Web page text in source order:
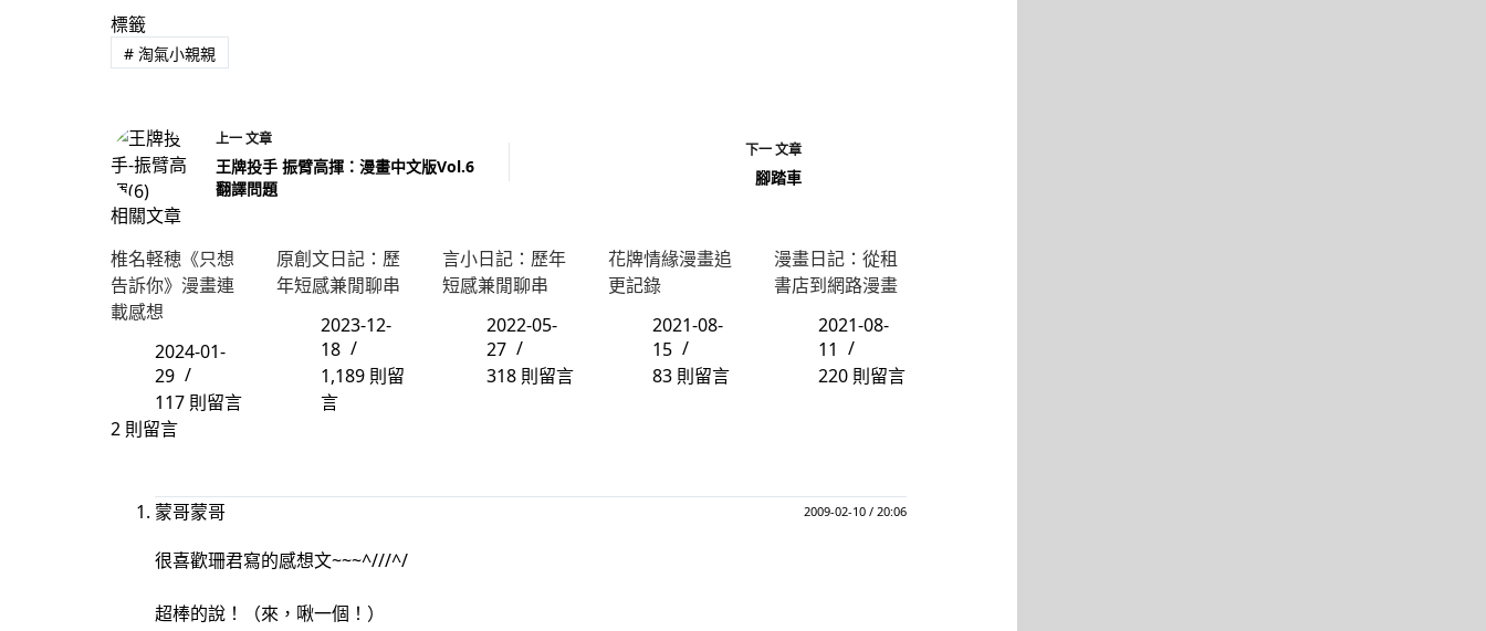
標籤
#淘氣小親親
上一文章
王牌投手 振臂高揮：漫畫中文版Vol.6
翻譯問題
下一文章
腳踏車
相關文章
椎名軽穂《只想
告訴你》漫畫連
載感想
2024-01-
29
117 則留言
原創文日記：歷
年短感兼閒聊串
2023-12-
18
1,189 則留
言
言小日記：歷年
短感兼閒聊串
2022-05-
27
318 則留言
花牌情緣漫畫追
更記錄
2021-08-
15
83 則留言
漫畫日記：從租
書店到網路漫畫
2021-08-
11
220 則留言
2 則留言
蒙哥蒙哥 2009-02-10 / 20:06
很喜歡珊君寫的感想文~~~^///^/
超棒的說！（來，啾一個！）